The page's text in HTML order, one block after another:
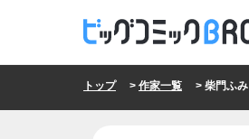
トップ> 作家一覧 > 柴門ふみ